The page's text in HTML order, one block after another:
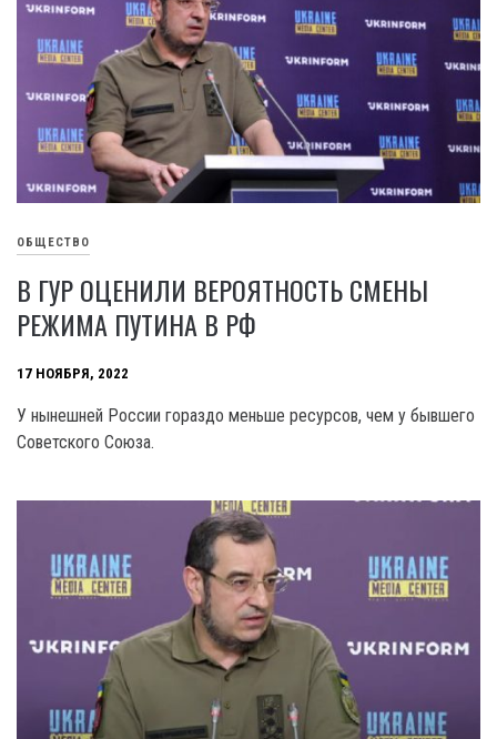
ОБЩЕСТВО
В ГУР ОЦЕНИЛИ ВЕРОЯТНОСТЬ СМЕНЫ
РЕЖИМА ПУТИНА В РФ
17 НОЯБРЯ, 2022
У нынешней России гораздо меньше ресурсов, чем у бывшего
Советского Союза.